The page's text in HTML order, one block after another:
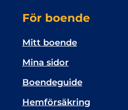
För boende
Mitt boende
Mina sidor
Boendeguide
Hemförsäkring